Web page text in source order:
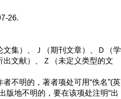
26.
集）、Ｊ（期刊文章）、Ｄ（学
文献）、Ｚ（未定义类型的文
不明的，著者项处可用“佚名”(英
版地不明的，要在该项处注明“出